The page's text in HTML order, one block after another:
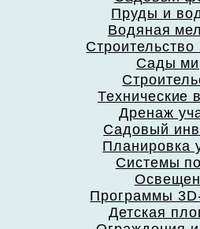
Пруды и
Водяная
Строительство
Сады
Технические
Дренаж
Садовый
Планировка
Системы
Программы
Детская